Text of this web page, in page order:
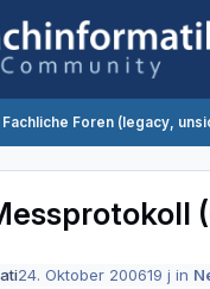
Fachliche Foren (legacy,
24. Oktober 200619 j in